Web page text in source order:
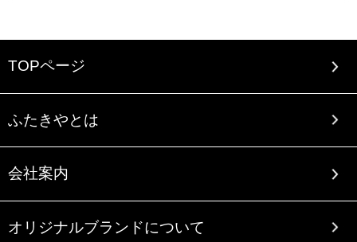
TOPページ
ふたきやとは
会社案内
オリジナルブランドについて